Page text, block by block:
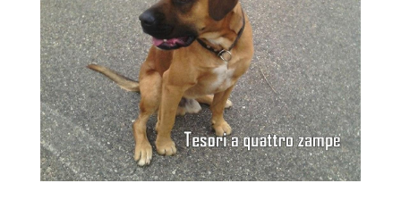
ATTUALITÀ
VIDEO
CHI SIAMO